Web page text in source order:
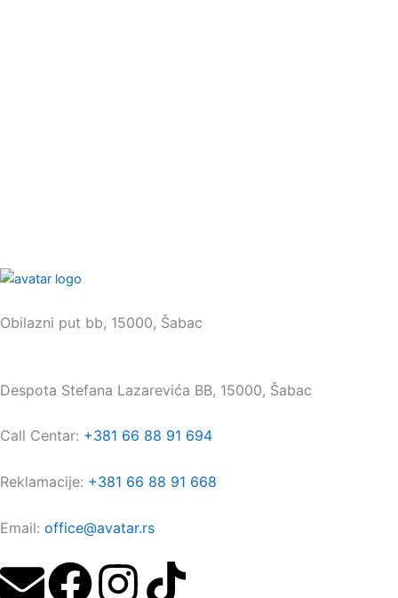
Obilazni put bb, 15000, Šabac
Despota Stefana Lazarevića BB, 15000, Šabac
Call Centar: +381 66 88 91 694
Reklamacije: +381 66 88 91 668
Email: office@avatar.rs
E F I
T